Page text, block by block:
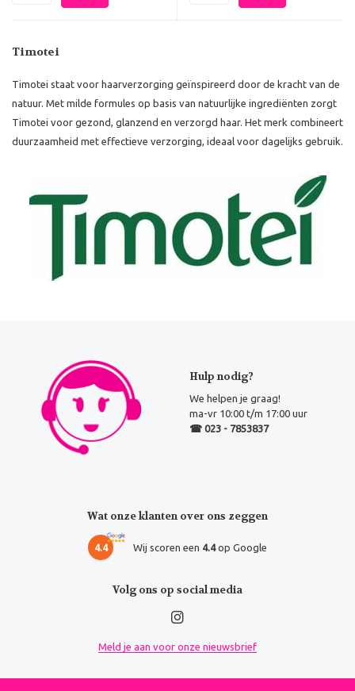
Timotei
Timotei staat voor haarverzorging geïnspireerd door de kracht van de
natuur. Met milde formules op basis van natuurlijke ingrediënten zorgt
Timotei voor gezond, glanzend en verzorgd haar. Het merk combineert
duurzaamheid met effectieve verzorging, ideaal voor dagelijks gebruik.
Hulp nodig?
We helpen je graag!
ma-vr 10:00 t/m 17:00 uur
☎ 023 - 7853837
Wat onze klanten over ons zeggen
4.4 Wij scoren een 4.4op Google
Volg ons op social media
Meld je aan voor onze nieuwsbrief